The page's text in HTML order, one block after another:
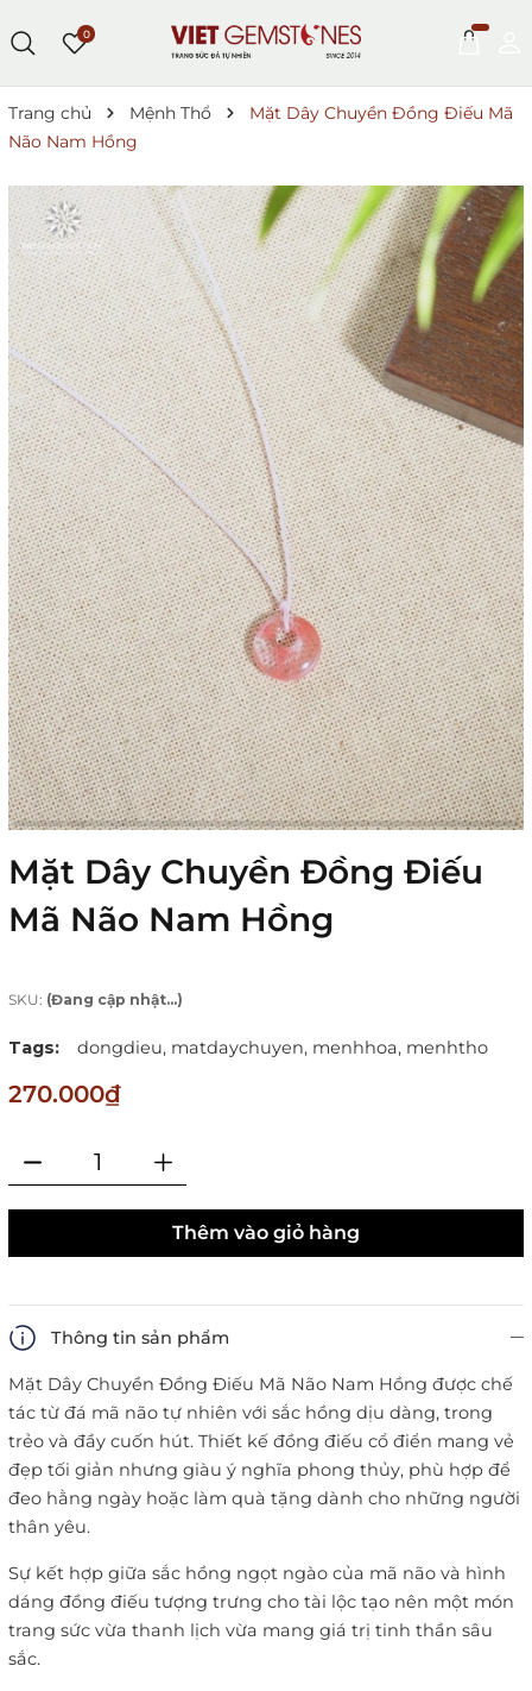
0
Trang chủ Mệnh Thổ
Mặt Dây Chuyền Đồng Điếu Mã
Não Nam Hồng
Mặt Dây Chuyền Đồng Điếu
Mã Não Nam Hồng
SKU: (Đang cập nhật...)
Tags: dongdieu, matdaychuyen, menhhoa, menhtho
270.000₫
Thêm vào giỏ hàng
Thông tin sản phẩm
Mặt Dây Chuyền Đồng Điếu Mã Não Nam Hồng được chế
tác từ đá mã não tự nhiên với sắc hồng dịu dàng, trong
trẻo và đầy cuốn hút. Thiết kế đồng điếu cổ điển mang vẻ
đẹp tối giản nhưng giàu ý nghĩa phong thủy, phù hợp để
đeo hằng ngày hoặc làm quà tặng dành cho những người
thân yêu.
Sự kết hợp giữa sắc hồng ngọt ngào của mã não và hình
dáng đồng điếu tượng trưng cho tài lộc tạo nên một món
trang sức vừa thanh lịch vừa mang giá trị tinh thần sâu
sắc.